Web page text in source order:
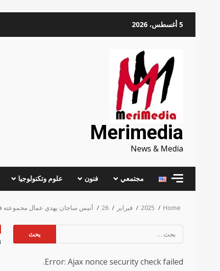
5 أغسطس، 2026
Merimedia
News & Media
مجتمعي فنون علوم وتكنولوجيا
Home
2025 فبراير 26 أنيس ساجان يهدي عمال مجموعته
عن:
Error: Ajax nonce security check failed.